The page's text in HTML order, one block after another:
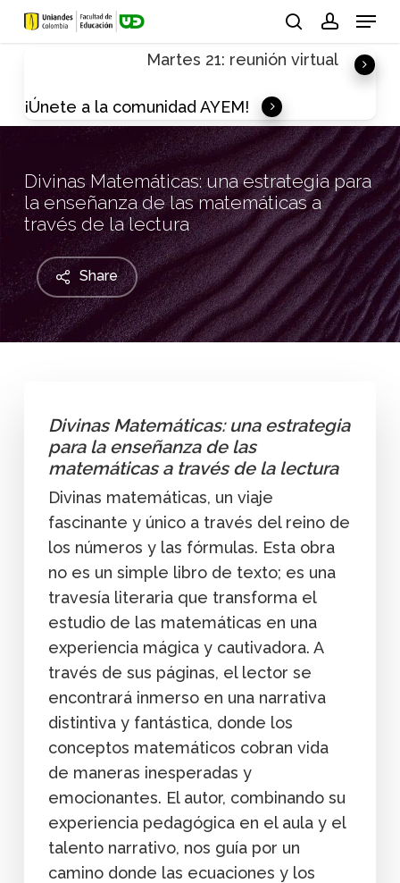
Skip
Menu
Martes 21: reunión virtual
¡Únete a la comunidad AYEM!
Divinas Matemáticas: una estrategia para
la enseñanza de las matemáticas a
través de la lectura
Share
Divinas Matemáticas: una estrategia
para la enseñanza de las
matemáticas a través de la lectura
Divinas matemáticas, un viaje
fascinante y único a través del reino de
los números y las fórmulas. Esta obra
no es un simple libro de texto; es una
travesía literaria que transforma el
estudio de las matemáticas en una
experiencia mágica y cautivadora. A
través de sus páginas, el lector se
encontrará inmerso en una narrativa
distintiva y fantástica, donde los
conceptos matemáticos cobran vida
de maneras inesperadas y
emocionantes. El autor, combinando su
experiencia pedagógica en el aula y el
talento narrativo, nos guía por un
camino donde las ecuaciones y los